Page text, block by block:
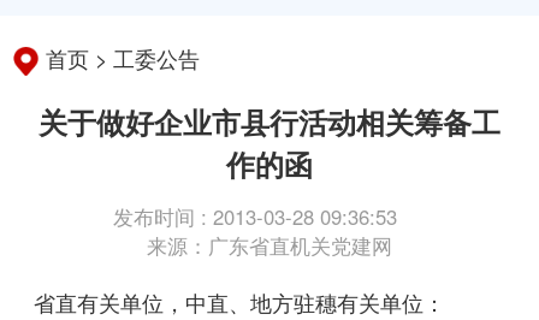
首页 > 工委公告
关于做好企业市县行活动相关筹备工
作的函
发布时间 : 2013-03-28 09:36:53
来源：广东省直机关党建网
省直有关单位，中直、地方驻穗有关单位：